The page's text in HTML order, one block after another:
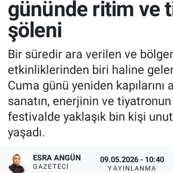
gününde ritim ve
şöleni
Bir süredir ara verilen ve
etkinliklerinden biri haline
Cuma günü yeniden kapılarını
sanatın, enerjinin ve
festivalde yaklaşık bin kişi
yaşadı.
ESRA ANGÜN
GAZETECI
09.05.2026 - 10:40
YAYINLANMA